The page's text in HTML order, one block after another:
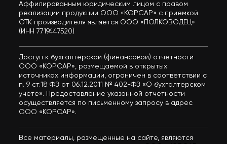
Аффилированным юридическим лицом с правом
реализации продукции ООО «КОРСАР» с приемкой
ОТК производителя является ООО «ПОЛКОВОДЕЦ»
(ИНН 7719447520)
Доступ к бухгалтерской (финансовой) отчетности
ООО «КОРСАР», размещаемой в открытых
источниках информации, ограничен в соответствии с
п. 9 ст.18 ФЗ от 06.12.2011 № 402-ФЗ «О бухгалтерском
учете». Предоставление указанной отчетности
осуществляется по письменному запросу в адрес
ООО «КОРСАР».
Все материалы, размещенные на сайте, являются